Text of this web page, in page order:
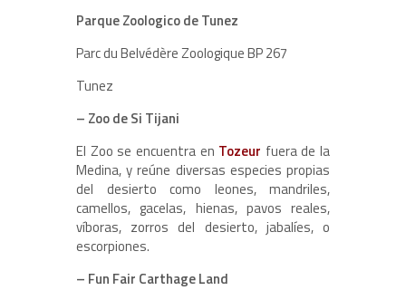
Parque Zoologico de Tunez
Parc du Belvédère Zoologique BP 267
Tunez
– Zoo de Si Tijani
El Zoo se encuentra en Tozeur fuera de la
Medina, y reúne diversas especies propias
del desierto como leones, mandriles,
camellos, gacelas, hienas, pavos reales,
víboras, zorros del desierto, jabalíes, o
escorpiones.
– Fun Fair Carthage Land